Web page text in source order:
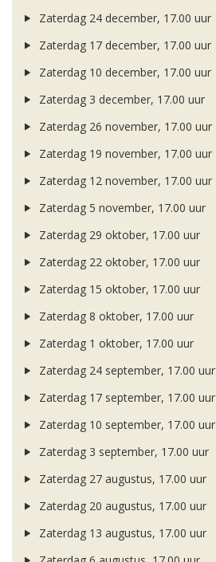
Zaterdag 24 december, 17.00 uur
Zaterdag 17 december, 17.00 uur
Zaterdag 10 december, 17.00 uur
Zaterdag 3 december, 17.00 uur
Zaterdag 26 november, 17.00 uur
Zaterdag 19 november, 17.00 uur
Zaterdag 12 november, 17.00 uur
Zaterdag 5 november, 17.00 uur
Zaterdag 29 oktober, 17.00 uur
Zaterdag 22 oktober, 17.00 uur
Zaterdag 15 oktober, 17.00 uur
Zaterdag 8 oktober, 17.00 uur
Zaterdag 1 oktober, 17.00 uur
Zaterdag 24 september, 17.00 uur
Zaterdag 17 september, 17.00 uur
Zaterdag 10 september, 17.00 uur
Zaterdag 3 september, 17.00 uur
Zaterdag 27 augustus, 17.00 uur
Zaterdag 20 augustus, 17.00 uur
Zaterdag 13 augustus, 17.00 uur